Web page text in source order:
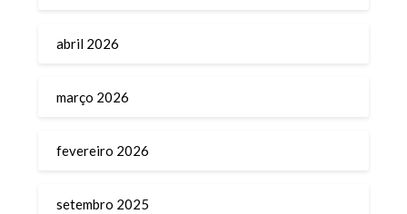
abril 2026
março 2026
fevereiro 2026
setembro 2025